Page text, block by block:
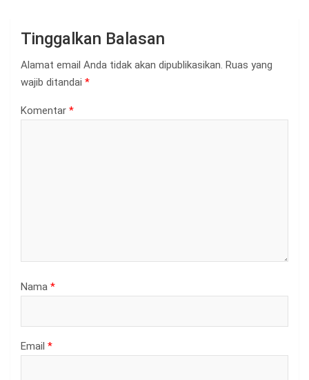
Tinggalkan Balasan
Alamat email Anda tidak akan dipublikasikan. Ruas yang
wajib ditandai *
Komentar *
Nama *
Email *